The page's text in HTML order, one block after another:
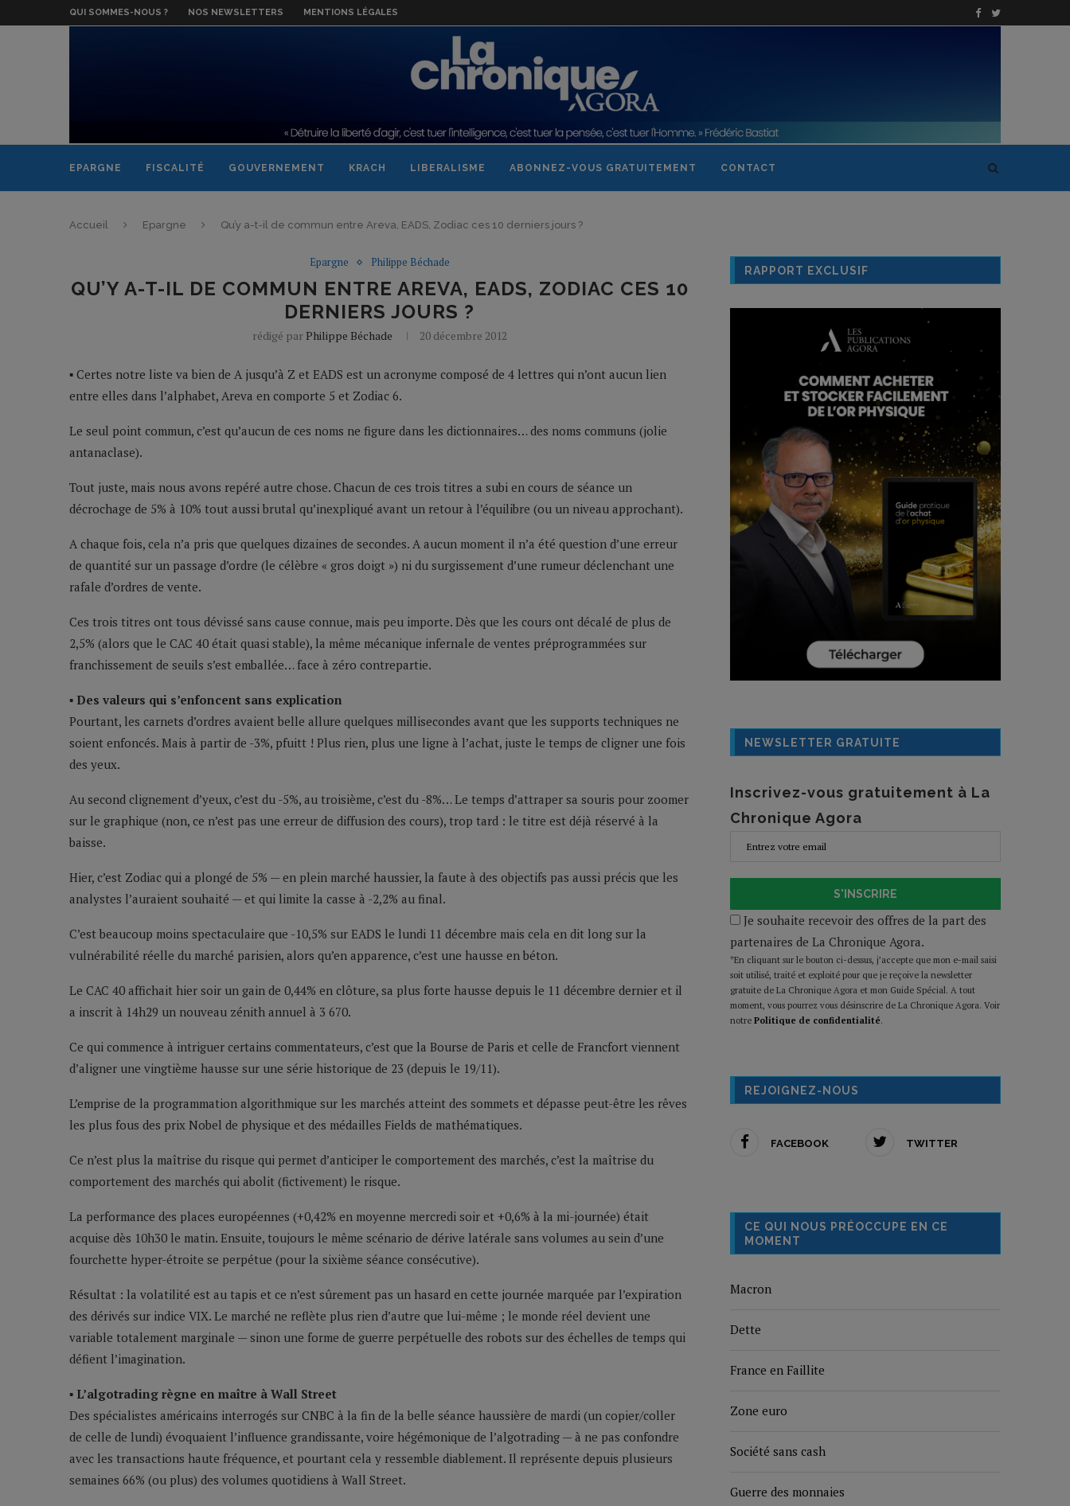
QUI SOMMES-NOUS ? NOS NEWSLETTERS MENTIONS LÉGALES
EPARGNE FISCALITÉ GOUVERNEMENT KRACH LIBERALISME ABONNEZ-VOUS GRATUITEMENT CONTACT
Accueil Epargne Qu’y a-t-il de commun entre Areva, EADS, Zodiac ces 10 derniers jours ?
Epargne Philippe Béchade
QU’Y A-T-IL DE COMMUN ENTRE AREVA, EADS, ZODIAC CES 10
DERNIERS JOURS ?
rédigé par Philippe Béchade 20 décembre 2012
▪ Certes notre liste va bien de A jusqu’à Z et EADS est un acronyme composé de 4 lettres qui n’ont aucun lien
entre elles dans l’alphabet, Areva en comporte 5 et Zodiac 6.
Le seul point commun, c’est qu’aucun de ces noms ne figure dans les dictionnaires… des noms communs (jolie
antanaclase).
Tout juste, mais nous avons repéré autre chose. Chacun de ces trois titres a subi en cours de séance un
décrochage de 5% à 10% tout aussi brutal qu’inexpliqué avant un retour à l’équilibre (ou un niveau approchant).
A chaque fois, cela n’a pris que quelques dizaines de secondes. A aucun moment il n’a été question d’une erreur
de quantité sur un passage d’ordre (le célèbre « gros doigt ») ni du surgissement d’une rumeur déclenchant une
rafale d’ordres de vente.
Ces trois titres ont tous dévissé sans cause connue, mais peu importe. Dès que les cours ont décalé de plus de
2,5% (alors que le CAC 40 était quasi stable), la même mécanique infernale de ventes préprogrammées sur
franchissement de seuils s’est emballée… face à zéro contrepartie.
▪ Des valeurs qui s’enfoncent sans explication
Pourtant, les carnets d’ordres avaient belle allure quelques millisecondes avant que les supports techniques ne
soient enfoncés. Mais à partir de -3%, pfuitt ! Plus rien, plus une ligne à l’achat, juste le temps de cligner une fois
des yeux.
Au second clignement d’yeux, c’est du -5%, au troisième, c’est du -8%… Le temps d’attraper sa souris pour zoomer
sur le graphique (non, ce n’est pas une erreur de diffusion des cours), trop tard : le titre est déjà réservé à la
baisse.
Hier, c’est Zodiac qui a plongé de 5% — en plein marché haussier, la faute à des objectifs pas aussi précis que les
analystes l’auraient souhaité — et qui limite la casse à -2,2% au final.
C’est beaucoup moins spectaculaire que -10,5% sur EADS le lundi 11 décembre mais cela en dit long sur la
vulnérabilité réelle du marché parisien, alors qu’en apparence, c’est une hausse en béton.
Le CAC 40 affichait hier soir un gain de 0,44% en clôture, sa plus forte hausse depuis le 11 décembre dernier et il
a inscrit à 14h29 un nouveau zénith annuel à 3 670.
Ce qui commence à intriguer certains commentateurs, c’est que la Bourse de Paris et celle de Francfort viennent
d’aligner une vingtième hausse sur une série historique de 23 (depuis le 19/11).
L’emprise de la programmation algorithmique sur les marchés atteint des sommets et dépasse peut-être les rêves
les plus fous des prix Nobel de physique et des médailles Fields de mathématiques.
Ce n’est plus la maîtrise du risque qui permet d’anticiper le comportement des marchés, c’est la maîtrise du
comportement des marchés qui abolit (fictivement) le risque.
La performance des places européennes (+0,42% en moyenne mercredi soir et +0,6% à la mi-journée) était
acquise dès 10h30 le matin. Ensuite, toujours le même scénario de dérive latérale sans volumes au sein d’une
fourchette hyper-étroite se perpétue (pour la sixième séance consécutive).
Résultat : la volatilité est au tapis et ce n’est sûrement pas un hasard en cette journée marquée par l’expiration
des dérivés sur indice VIX. Le marché ne reflète plus rien d’autre que lui-même ; le monde réel devient une
variable totalement marginale — sinon une forme de guerre perpétuelle des robots sur des échelles de temps qui
défient l’imagination.
▪ L’algotrading règne en maître à Wall Street
Des spécialistes américains interrogés sur CNBC à la fin de la belle séance haussière de mardi (un copier/coller
de celle de lundi) évoquaient l’influence grandissante, voire hégémonique de l’algotrading — à ne pas confondre
avec les transactions haute fréquence, et pourtant cela y ressemble diablement. Il représente depuis plusieurs
semaines 66% (ou plus) des volumes quotidiens à Wall Street.
RAPPORT EXCLUSIF
NEWSLETTER GRATUITE
Inscrivez-vous gratuitement à La
Chronique Agora
S'INSCRIRE
Je souhaite recevoir des offres de la part des
partenaires de La Chronique Agora.
*En cliquant sur le bouton ci-dessus, j’accepte que mon e-mail saisi
soit utilisé, traité et exploité pour que je reçoive la newsletter
gratuite de La Chronique Agora et mon Guide Spécial. A tout
moment, vous pourrez vous désinscrire de La Chronique Agora. Voir
notre Politique de confidentialité.
REJOIGNEZ-NOUS
FACEBOOK TWITTER
CE QUI NOUS PRÉOCCUPE EN CE
MOMENT
Macron
Dette
France en Faillite
Zone euro
Société sans cash
Guerre des monnaies